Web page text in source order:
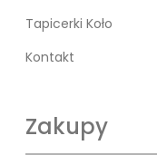
Tapicerki Koło
Kontakt
Zakupy